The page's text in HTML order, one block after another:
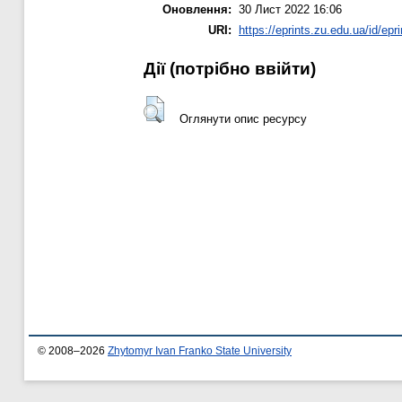
Оновлення: 30 Лист 2022 16:06
URI:
https://eprints.zu.edu.ua/id/
Дії ​​(потрібно ввійти)
Оглянути опис ресурсу
© 2008–2026 Zhytomyr Ivan Franko State University